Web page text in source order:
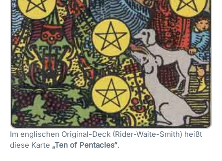
Im englischen Original-Deck (Rider-Waite-Smith) heißt
diese Karte „Ten of Pentacles“.